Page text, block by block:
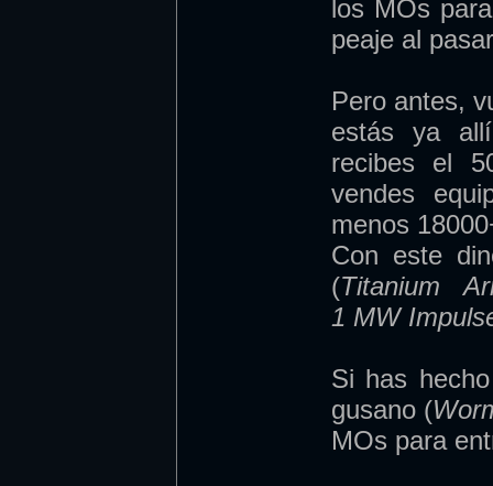
los MOs
peaje al
Pero antes,
estás ya
recibes el
vendes
menos
Con este
(Titanium
1 MW
Si has
gusano (
MOs para